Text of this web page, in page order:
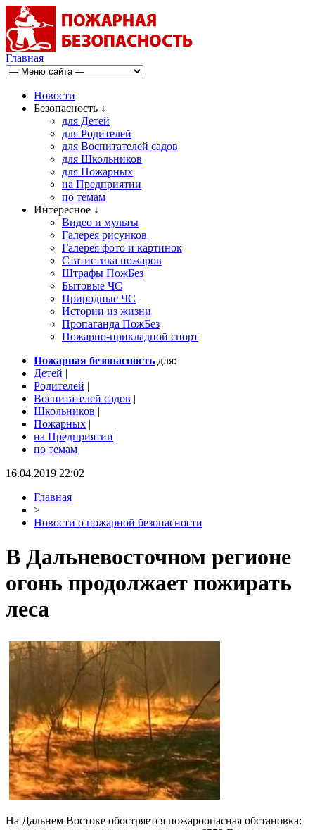
Главная
Новости
Безопасность ↓
для Детей
для Родителей
для Воспитателей садов
для Школьников
для Пожарных
на Предприятии
по темам
Интересное ↓
Видео и мульты
Галерея рисунков
Галерея фото и картинок
Статистика пожаров
Штрафы ПожБез
Бытовые ЧС
Природные ЧС
Истории из жизни
Пропаганда ПожБез
Пожарно-прикладной спорт
Пожарная безопасность для:
Детей |
Родителей |
Воспитателей садов |
Школьников |
Пожарных |
на Предприятии |
по темам
16.04.2019 22:02
Главная
>
Новости о пожарной безопасности
В Дальневосточном регионе
огонь продолжает пожирать
леса
На Дальнем Востоке обостряется пожароопасная обстановка: